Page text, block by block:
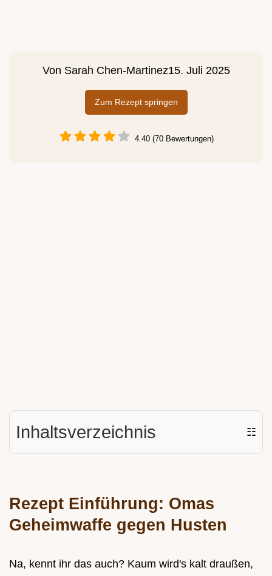
Von Sarah Chen-Martinez15. Juli 2025
Zum Rezept springen
4.40 (70 Bewertungen)
Inhaltsverzeichnis ☷
Rezept Einführung: Omas
Geheimwaffe gegen Husten
Na, kennt ihr das auch? Kaum wird's kalt draußen,